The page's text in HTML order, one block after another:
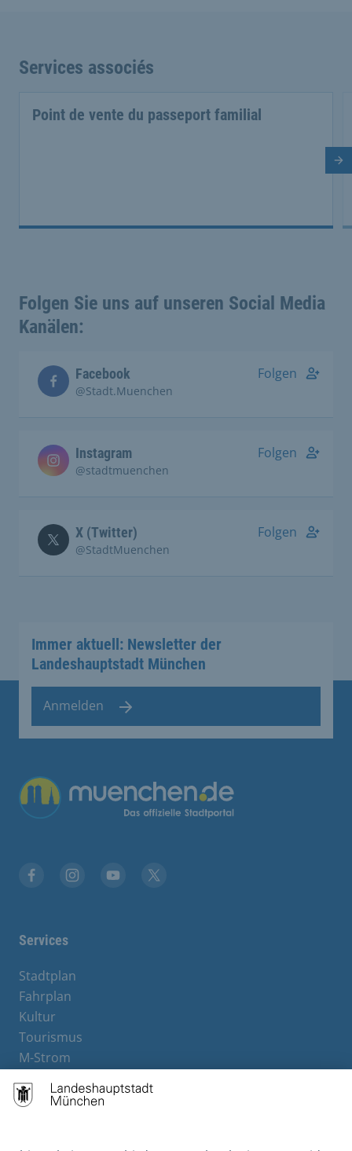
Services associés
Point de vente du passeport familial
Folgen Sie uns auf unseren Social Media
Kanälen:
Facebook
@Stadt.Muenchen
Folgen
Instagram
@stadtmuenchen
Folgen
X (Twitter)
@StadtMuenchen
Folgen
Immer aktuell: Newsletter der
Landeshauptstadt München
Anmelden
Übergreifende Links
Services
Stadtplan
Fahrplan
Kultur
Tourismus
M-Strom
Hotels